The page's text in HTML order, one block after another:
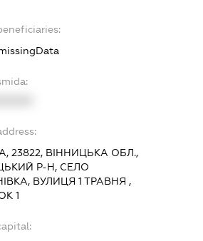
23822, ВІННИЦЬКА ОБЛ.,
Р-Н, СЕЛО
ВУЛИЦЯ 1 ТРАВНЯ ,
1